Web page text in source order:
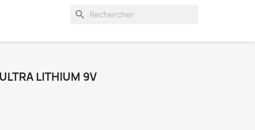
search
LITHIUM 9V